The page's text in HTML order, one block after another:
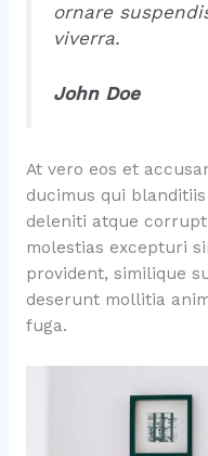
ornare
viverra.
John Doe
At vero eos et
ducimus qui
deleniti atque
molestias excepturi
provident, similique
deserunt mollitia
fuga.